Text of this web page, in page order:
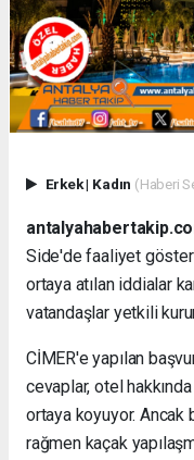
Erkek| Kadın (Haberi
Side'de faaliyet
ortaya atılan iddialar
vatandaşlar yetkili
CİMER'e yapılan
cevaplar, otel
ortaya koyuyor.
rağmen kaçak